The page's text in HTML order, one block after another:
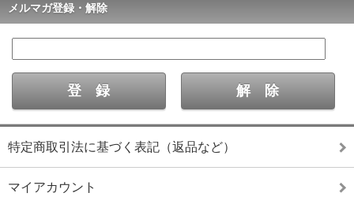
メルマガ登録・解除
特定商取引法に基づく表記（返品など）
マイアカウント